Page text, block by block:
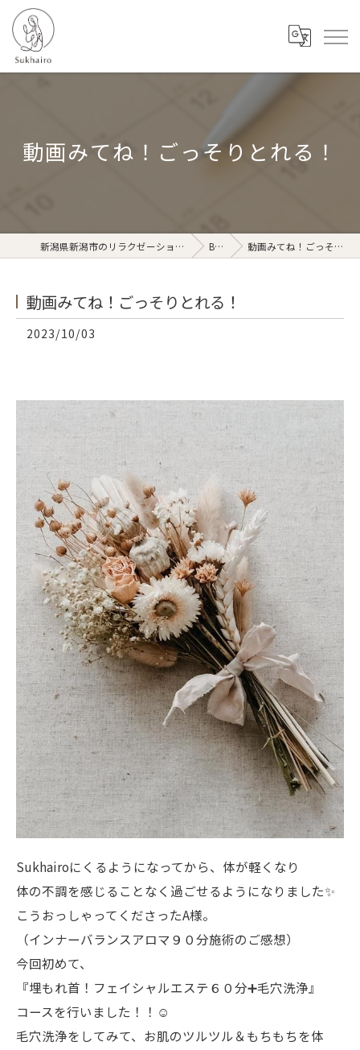
動画みてね！ごっそりとれる！
新潟県新潟市のリラクゼーションならSukhairo Blog 動画みてね！ごっそりとれる！
動画みてね！ごっそりとれる！
2023/10/03
Sukhairoにくるようになってから、体が軽くなり
体の不調を感じることなく過ごせるようになりました✨
こうおっしゃってくださったA様。
（インナーバランスアロマ９０分施術のご感想）
今回初めて、
『埋もれ首！フェイシャルエステ６０分➕毛穴洗浄』
コースを行いました！！☺️
毛穴洗浄をしてみて、お肌のツルツル＆もちもちを体